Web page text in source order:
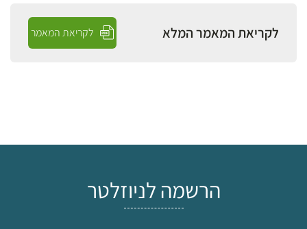
לקריאת המאמר המלא לקריאת המאמר
הרשמה לניוזלטר